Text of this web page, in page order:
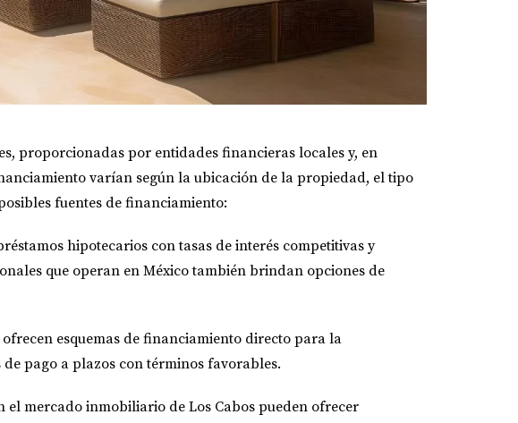
proporcionadas por entidades financieras locales y, en
varían según la ubicación de la propiedad, el tipo
fuentes de financiamiento:
hipotecarios con tasas de interés competitivas y
que operan en México también brindan opciones de
esquemas de financiamiento directo para la
pago a plazos con términos favorables.
el mercado inmobiliario de Los Cabos pueden ofrecer